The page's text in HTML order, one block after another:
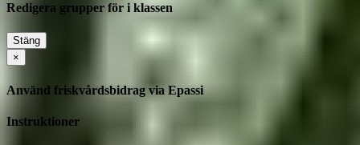
Redigera grupper för i klassen
Stäng
×
Använd friskvårdsbidrag via Epassi
Instruktioner